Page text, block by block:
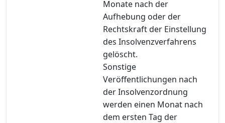
Monate nach der
Aufhebung oder der
Rechtskraft der Einstellung
des Insolvenzverfahrens
gelöscht.
Sonstige
Veröffentlichungen nach
der Insolvenzordnung
werden einen Monat nach
dem ersten Tag der